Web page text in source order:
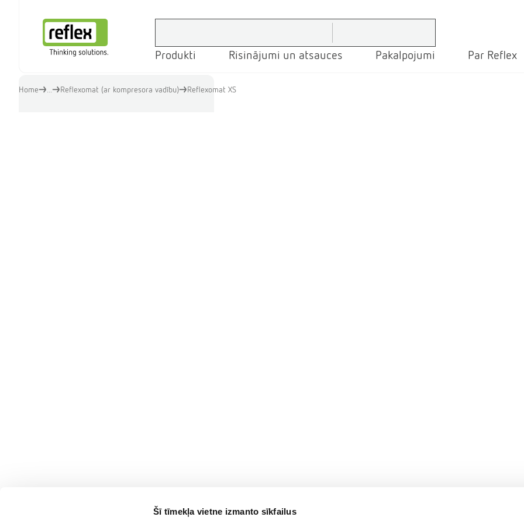
Šī tīmekļa vietne izmanto sīkfailus
Produkti Risinājumi un atsauces Pakalpojumi Par Reflex
Home Reflexomat (ar kompresora vadību) Reflexomat XS